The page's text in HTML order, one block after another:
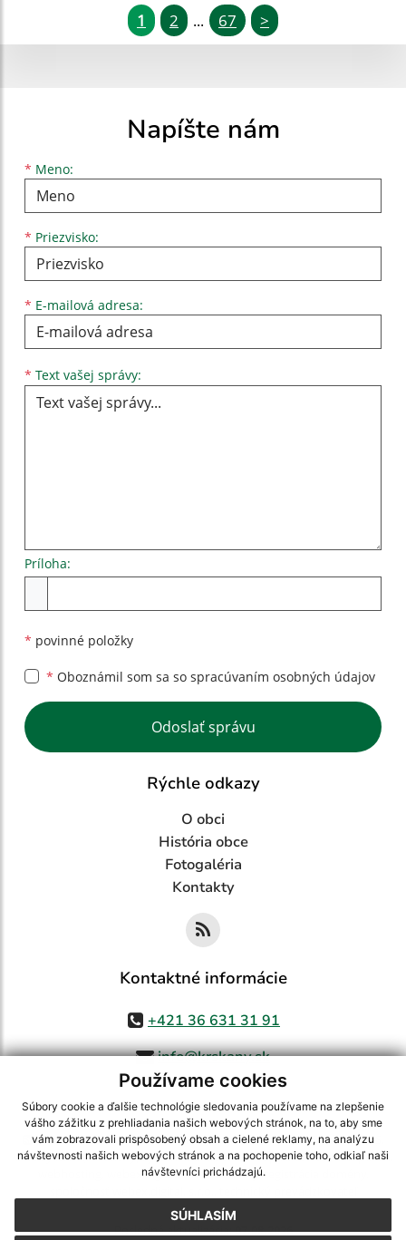
Používame cookies
Súbory cookie a ďalšie technológie sledovania používame na zlepšenie
vášho zážitku z prehliadania našich webových stránok, na to, aby sme
vám zobrazovali prispôsobený obsah a cielené reklamy, na analýzu
návštevnosti našich webových stránok a na pochopenie toho, odkiaľ naši
návštevníci prichádzajú.
SÚHLASÍM
1 2 ... 67 >
Napíšte nám
* Meno:
Meno
* Priezvisko:
Priezvisko
* E-mailová adresa:
E-mailová adresa
* Text vašej správy:
Príloha:
* povinné položky
* Oboznámil som sa so spracúvaním osobných údajov
Google reCaptcha Response
Odoslať správu
Rýchle odkazy
O obci
História obce
Fotogaléria
Kontakty
Kontaktné informácie
+421 36 631 31 91
info@krskany.sk
využite možnosť získavania aktuálnych informácií s využitím RSS
CMS systém (redakčný) systém ECHELON 2,Mapa stránok,web portál
webex.digital, s.r.o.,domény,registrácia domény
Posledná aktualizácia:07.08.2026